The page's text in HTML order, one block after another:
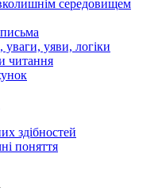
середовищем
уваги, уяви, логіки
читання
здібностей
поняття